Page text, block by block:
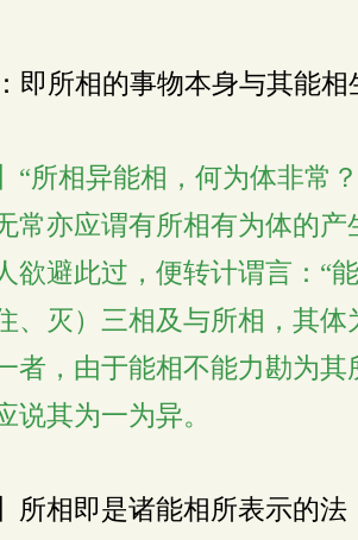
所相的事物本身与其能相
“所相异能相，何为体非常
常亦应谓有所相有为体的
欲避此过，便转计谓言：“
、灭）三相及与所相，其
者，由于能相不能力勘为
说其为一为异。
所相即是诸能相所表示的